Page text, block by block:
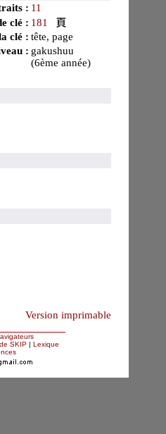
: 11
clé : 181
clé : tête, page
: gakushuu
(6ème année)
Version imprimable
SKIP | Lexique